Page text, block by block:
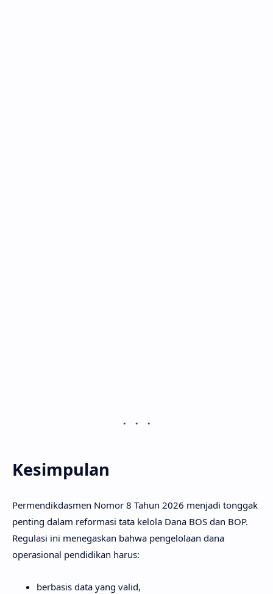
Kesimpulan
Permendikdasmen Nomor 8 Tahun 2026 menjadi tonggak
penting dalam reformasi tata kelola Dana BOS dan BOP.
Regulasi ini menegaskan bahwa pengelolaan dana
operasional pendidikan harus:
berbasis data yang valid,